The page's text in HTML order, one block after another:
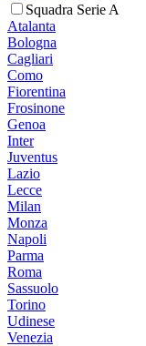
Squadra Serie A
Atalanta
Bologna
Cagliari
Como
Fiorentina
Frosinone
Genoa
Inter
Juventus
Lazio
Lecce
Milan
Monza
Napoli
Parma
Roma
Sassuolo
Torino
Udinese
Venezia